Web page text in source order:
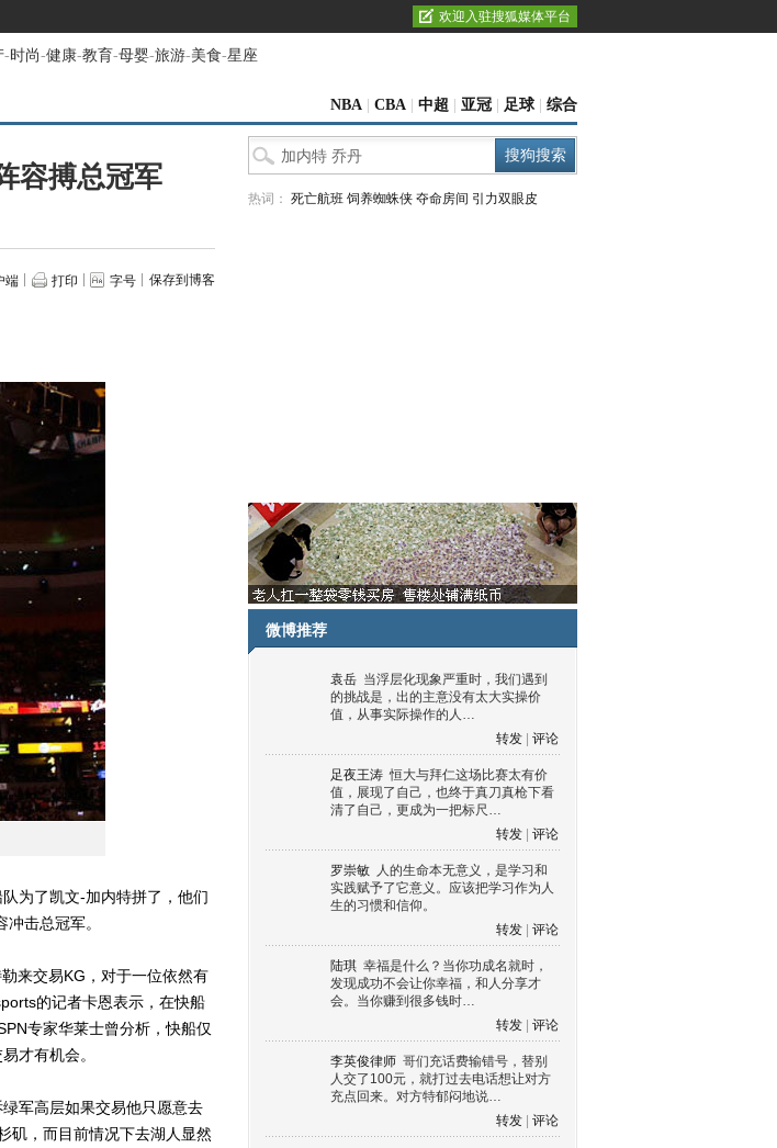
欢迎入驻搜狐媒体平台
-时尚-健康-教育-母婴-旅游-美食-星座
NBA CBA 中超 亚冠 足球 综合
容搏总冠军
端 打印 字号 保存到博客
为了凯文-加内特拼了，他们
击总冠军。
来交易KG，对于一位依然有
的记者卡恩表示，在快船
专家华莱士曾分析，快船仅
才有机会。
军高层如果交易他只愿意去
矶，而目前情况下去湖人显然
热词： 死亡航班 饲养蜘蛛侠 夺命房间 引力双眼皮
微博推荐
袁岳 当浮层化现象严重时，我们遇到
的挑战是，出的主意没有太大实操价
值，从事实际操作的人…
转发
评论
足夜王涛 恒大与拜仁这场比赛太有价
值，展现了自己，也终于真刀真枪下看
清了自己，更成为一把标尺…
转发
评论
罗崇敏 人的生命本无意义，是学习和
实践赋予了它意义。应该把学习作为人
生的习惯和信仰。
转发
评论
陆琪 幸福是什么？当你功成名就时，
发现成功不会让你幸福，和人分享才
会。当你赚到很多钱时…
转发
评论
李英俊律师 哥们充话费输错号，替别
人交了100元，就打过去电话想让对方
充点回来。对方特郁闷地说…
转发
评论